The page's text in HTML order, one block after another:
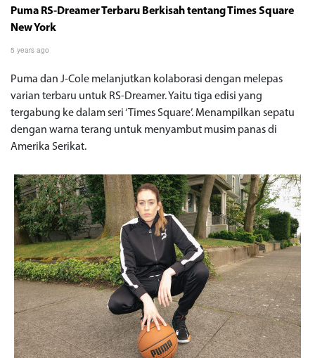
Puma RS-Dreamer Terbaru Berkisah tentang Times Square
New York
5 years ago
Puma dan J-Cole melanjutkan kolaborasi dengan melepas
varian terbaru untuk RS-Dreamer. Yaitu tiga edisi yang
tergabung ke dalam seri ‘Times Square’. Menampilkan sepatu
dengan warna terang untuk menyambut musim panas di
Amerika Serikat.